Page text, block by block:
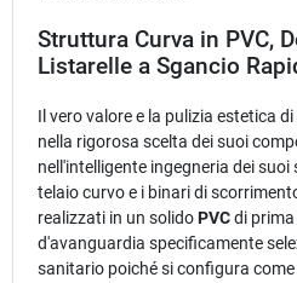
Struttura Curva in PVC,
Listarelle a Sgancio
Il vero valore e la pulizia estetica
nella rigorosa scelta dei suoi
nell'intelligente ingegneria dei suoi
telaio curvo e i binari di
realizzati in un solidoPVCdi
d'avanguardia specificamente
sanitario poiché si configura come